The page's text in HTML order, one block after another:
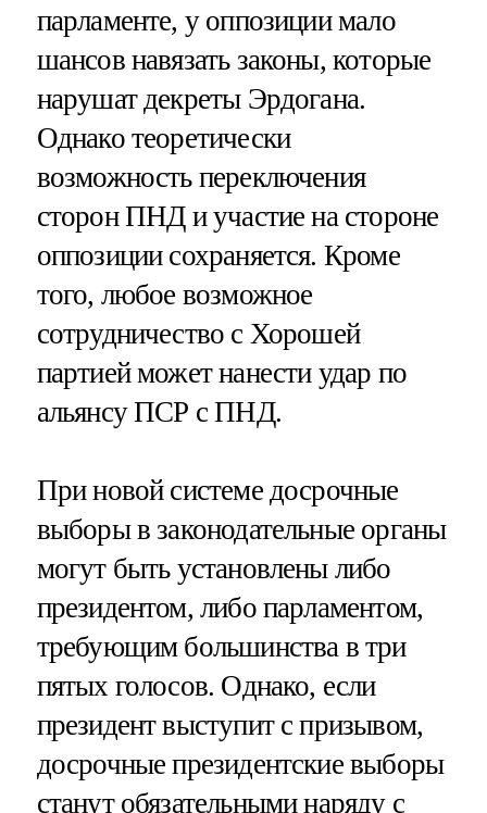
парламенте, у оппозиции мало
шансов навязать законы, которые
нарушат декреты Эрдогана.
Однако теоретически
возможность переключения
сторон ПНД и участие на стороне
оппозиции сохраняется. Кроме
того, любое возможное
сотрудничество с Хорошей
партией может нанести удар по
альянсу ПСР с ПНД.
При новой системе досрочные
выборы в законодательные органы
могут быть установлены либо
президентом, либо парламентом,
требующим большинства в три
пятых голосов. Однако, если
президент выступит с призывом,
досрочные президентские выборы
станут обязательными наряду с